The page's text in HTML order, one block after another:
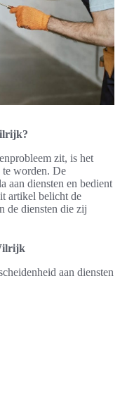
zit, is het
te worden. De
aan diensten en bedient
artikel belicht de
de diensten die zij
aan diensten